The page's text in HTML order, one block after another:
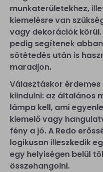
munkaterületekhez,
kiemelésre van
vagy dekorációk
pedig segítenek
sötétedés után is
maradjon.
Választáskor
kiindulni: az általános
lámpa kell, ami
kiemelő vagy
fény a jó. A Redo
logikusan illeszkedik
egy helyiségen belül
összehangolni.